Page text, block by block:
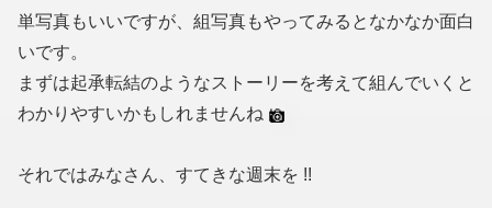
単写真もいいですが、組写真もやってみるとなかなか面白
いです。
まずは起承転結のようなストーリーを考えて組んでいくと
わかりやすいかもしれませんね
それではみなさん、すてきな週末を !!